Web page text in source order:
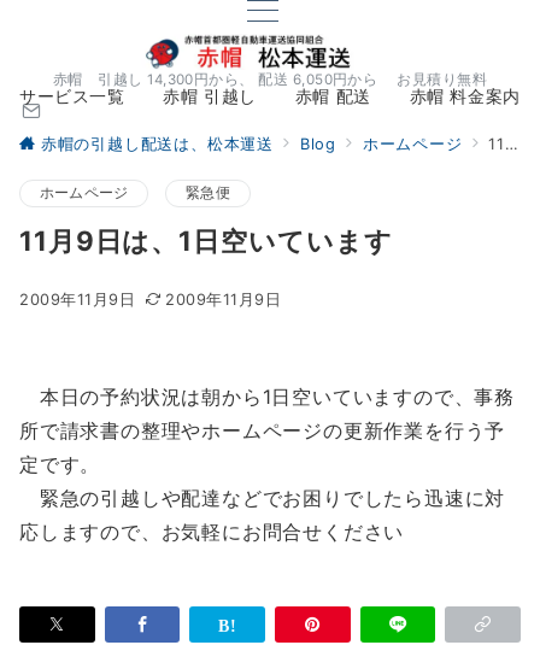
赤帽 引越し 14,300円から、 配送 6,050円から お見積り無料
サービス一覧 赤帽 引越し 赤帽 配送 赤帽 料金案内
赤帽の引越し配送は、松本運送 Blog ホームページ 11月9日は、1日空いています
ホームページ 緊急便
11月9日は、1日空いています
2009年11月9日 2009年11月9日
本日の予約状況は朝から1日空いていますので、事務
所で請求書の整理やホームページの更新作業を行う予
定です。
緊急の引越しや配達などでお困りでしたら迅速に対
応しますので、お気軽にお問合せください